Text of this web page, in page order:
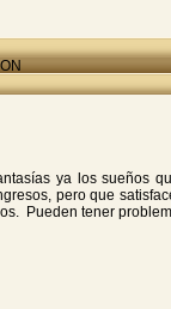
ya los sueños
pero que
Pueden tener